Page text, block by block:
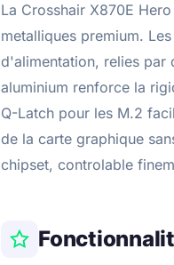
La Crosshair X870E
metalliques premium.
d'alimentation, relies par
aluminium renforce la
Q-Latch pour les M.2
de la carte graphique
chipset, controlable